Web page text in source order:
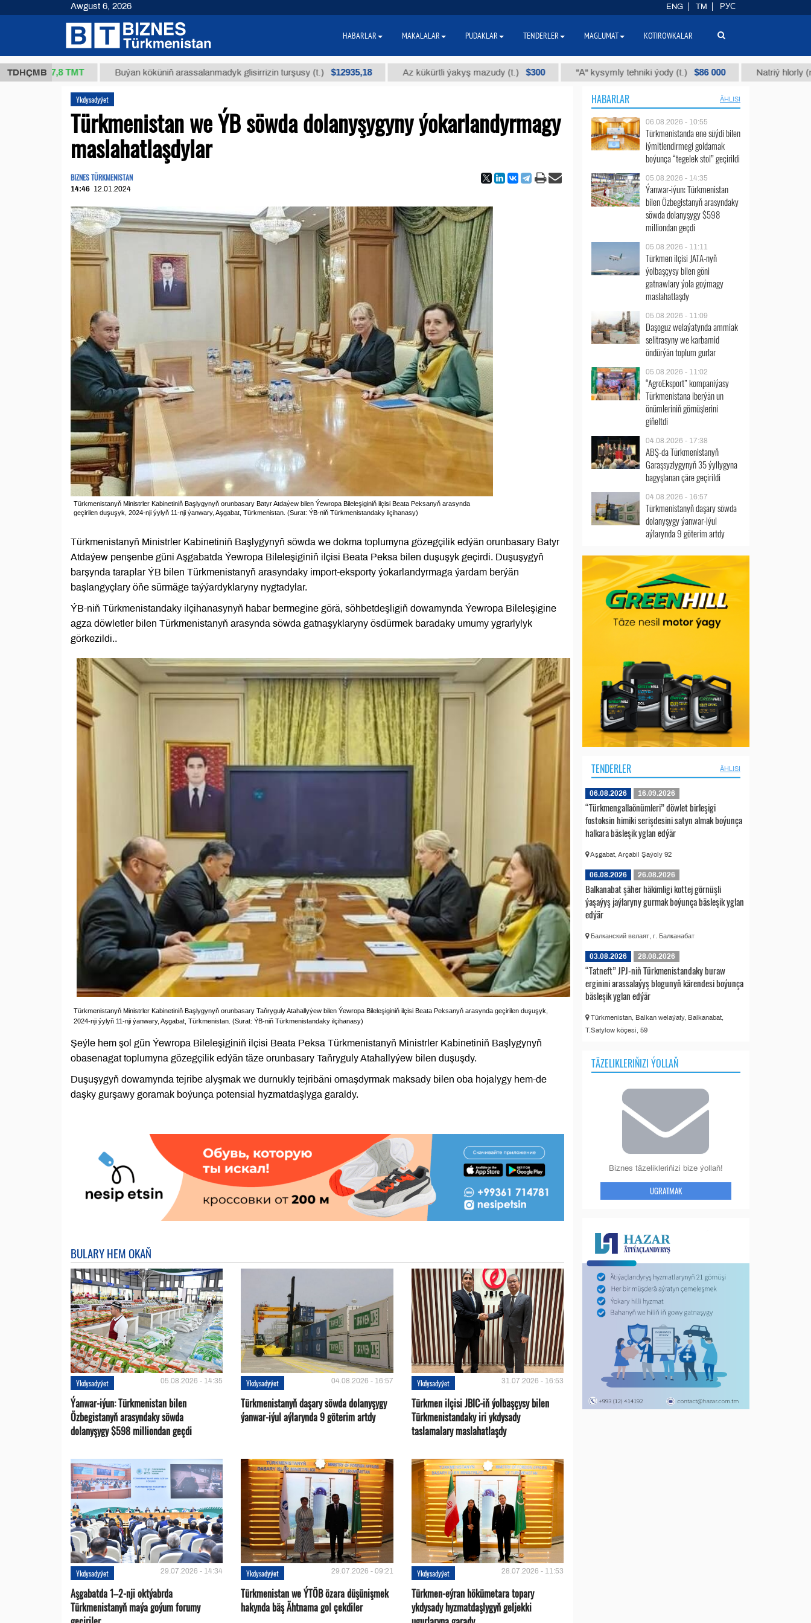
TDHÇMB
37,8 ТМТ Buýan köküniň arassalanmadyk glisirrizin turşusy (t.) $12935,18 Az kükürtli ýakyş mazudy (t.) $300 "А" kysymly tehniki ýody (t.) $86 000 Natriý hlorly (nahar
Ykdysadyýet
Türkmenistan we ÝB söwda dolanyşygyny ýokarlandyrmagy
maslahatlaşdylar
BIZNES TÜRKMENISTAN
14:46 12.01.2024
Türkmenistanyň Ministrler Kabinetiniň Başlygynyň orunbasary Batyr Atdaýew bilen Ýewropa Bileleşiginiň ilçisi Beata Peksanyň arasynda
geçirilen duşuşyk, 2024-nji ýylyň 11-nji ýanwary, Aşgabat, Türkmenistan. (Surat: ÝB-niň Türkmenistandaky ilçihanasy)
Türkmenistanyň Ministrler Kabinetiniň Başlygynyň söwda we dokma toplumyna gözegçilik edýän orunbasary Batyr
Atdaýew penşenbe güni Aşgabatda Ýewropa Bileleşiginiň ilçisi Beata Peksa bilen duşuşyk geçirdi. Duşuşygyň
barşynda taraplar ÝB bilen Türkmenistanyň arasyndaky import-eksporty ýokarlandyrmaga ýardam berýän
başlangyçlary öňe sürmäge taýýardyklaryny nygtadylar.
ÝB-niň Türkmenistandaky ilçihanasynyň habar bermegine görä, söhbetdeşligiň dowamynda Ýewropa Bileleşigine
agza döwletler bilen Türkmenistanyň arasynda söwda gatnaşyklaryny ösdürmek baradaky umumy ygrarlylyk
görkezildi..
Türkmenistanyň Ministrler Kabinetiniň Başlygynyň orunbasary Taňryguly Atahallyýew bilen Ýewropa Bileleşiginiň ilçisi Beata Peksanyň arasynda geçirilen duşuşyk,
2024-nji ýylyň 11-nji ýanwary, Aşgabat, Türkmenistan. (Surat: ÝB-niň Türkmenistandaky ilçihanasy)
Şeýle hem şol gün Ýewropa Bileleşiginiň ilçisi Beata Peksa Türkmenistanyň Ministrler Kabinetiniň Başlygynyň
obasenagat toplumyna gözegçilik edýän täze orunbasary Taňryguly Atahallyýew bilen duşuşdy.
Duşuşygyň dowamynda tejribe alyşmak we durnukly tejribäni ornaşdyrmak maksady bilen oba hojalygy hem-de
daşky gurşawy goramak boýunça potensial hyzmatdaşlyga garaldy.
BULARY HEM OKAŇ
Ykdysadyýet 05.08.2026 - 14:35
Ýanwar-iýun: Türkmenistan bilen
Özbegistanyň arasyndaky söwda
dolanyşygy $598 milliondan geçdi
Ykdysadyýet 04.08.2026 - 16:57
Türkmenistanyň daşary söwda dolanyşygy
ýanwar-iýul aýlarynda 9 göterim artdy
Ykdysadyýet 31.07.2026 - 16:53
Türkmen ilçisi JBIC-iň ýolbaşçysy bilen
Türkmenistandaky iri ykdysady
taslamalary maslahatlaşdy
Ykdysadyýet 29.07.2026 - 14:34
Aşgabatda 1–2-nji oktýabrda
Türkmenistanyň maýa goýum forumy
Ykdysadyýet 29.07.2026 - 09:21
Türkmenistan we ÝTÖB özara düşünişmek
hakynda bäş Ähtnama gol çekdiler
Ykdysadyýet 28.07.2026 - 11:53
Türkmen-eýran hökümetara topary
ykdysady hyzmatdaşlygyň geljekki
HABARLAR ÄHLISI
06.08.2026 - 10:55
Türkmenistanda ene süýdi bilen
iýmitlendirmegi goldamak
boýunça “tegelek stol” geçirildi
05.08.2026 - 14:35
Ýanwar-iýun: Türkmenistan
bilen Özbegistanyň arasyndaky
söwda dolanyşygy $598
milliondan geçdi
05.08.2026 - 11:11
Türkmen ilçisi JATA-nyň
ýolbaşçysy bilen göni
gatnawlary ýola goýmagy
maslahatlaşdy
05.08.2026 - 11:09
Daşoguz welaýatynda ammiak
selitrasyny we karbamid
öndürýän toplum gurlar
05.08.2026 - 11:02
“AgroEksport” kompaniýasy
Türkmenistana iberýän un
önümleriniň görnüşlerini
giňeltdi
04.08.2026 - 17:38
ABŞ-da Türkmenistanyň
Garaşsyzlygynyň 35 ýyllygyna
bagyşlanan çäre geçirildi
04.08.2026 - 16:57
Türkmenistanyň daşary söwda
dolanyşygy ýanwar-iýul
aýlarynda 9 göterim artdy
TENDERLER ÄHLISI
06.08.2026 16.09.2026
“Türkmengallaönümleri” döwlet birleşigi
fostoksin himiki serişdesini satyn almak boýunça
halkara bäsleşik yglan edýär
Aşgabat, Arçabil Şaýoly 92
06.08.2026 26.08.2026
Balkanabat şäher häkimligi kottej görnüşli
ýaşaýyş jaýlaryny gurmak boýunça bäsleşik yglan
edýär
Балканский велаят, г. Балканабат
03.08.2026 28.08.2026
“Tatneft” JPJ-niň Türkmenistandaky buraw
erginini arassalaýyş blogunyň kärendesi boýunça
bäsleşik yglan edýär
Türkmenistan, Balkan welaýaty, Balkanabat,
T.Satylow köçesi, 59
TÄZELIKLERIŇIZI ÝOLLAŇ
Biznes täzelikleriňizi bize ýollaň!
UGRATMAK
Awgust 6, 2026 ENG TM РУС
HABARLAR MAKALALAR PUDAKLAR TENDERLER MAGLUMAT KOTIROWKALAR